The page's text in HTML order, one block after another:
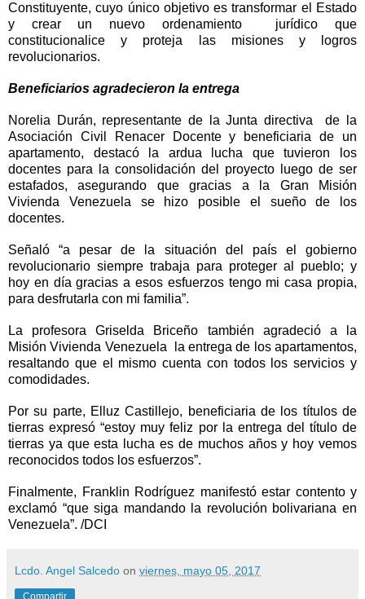
Constituyente, cuyo único objetivo es transformar el Estado
y crear un nuevo ordenamiento jurídico que
constitucionalice y proteja las misiones y logros
revolucionarios.
Beneficiarios agradecieron la entrega
Norelia Durán, representante de la Junta directiva de la
Asociación Civil Renacer Docente y beneficiaria de un
apartamento, destacó la ardua lucha que tuvieron los
docentes para la consolidación del proyecto luego de ser
estafados, asegurando que gracias a la Gran Misión
Vivienda Venezuela se hizo posible el sueño de los
docentes.
Señaló “a pesar de la situación del país el gobierno
revolucionario siempre trabaja para proteger al pueblo; y
hoy en día gracias a esos esfuerzos tengo mi casa propia,
para desfrutarla con mi familia”.
La profesora Griselda Briceño también agradeció a la
Misión Vivienda Venezuela la entrega de los apartamentos,
resaltando que el mismo cuenta con todos los servicios y
comodidades.
Por su parte, Elluz Castillejo, beneficiaria de los títulos de
tierras expresó “estoy muy feliz por la entrega del título de
tierras ya que esta lucha es de muchos años y hoy vemos
reconocidos todos los esfuerzos”.
Finalmente, Franklin Rodríguez manifestó estar contento y
exclamó “que siga mandando la revolución bolivariana en
Venezuela”. /DCI
Lcdo. Angel Salcedo on viernes, mayo 05, 2017